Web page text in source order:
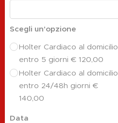
Scegli un'opzione
Holter Cardiaco al domicilio
entro 5 giorni € 120,00
Holter Cardiaco al domicilio
entro 24/48h giorni €
140,00
Data